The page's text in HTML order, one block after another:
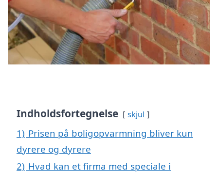
Indholdsfortegnelse skjul
1) Prisen på boligopvarmning bliver kun
dyrere og dyrere
2) Hvad kan et firma med speciale i